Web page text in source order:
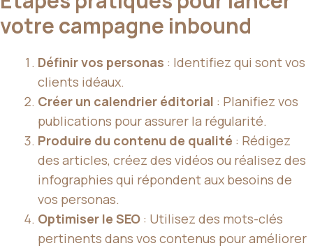
votre campagne inbound
Définir vos personas : Identifiez qui sont vos
clients idéaux.
Créer un calendrier éditorial : Planifiez vos
publications pour assurer la régularité.
Produire du contenu de qualité : Rédigez
des articles, créez des vidéos ou réalisez des
infographies qui répondent aux besoins de
vos personas.
Optimiser le SEO : Utilisez des mots-clés
pertinents dans vos contenus pour améliorer